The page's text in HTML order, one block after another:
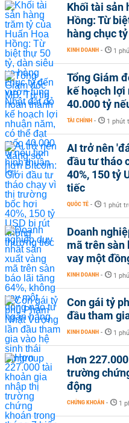
Khối tài sản
Hồng: Từ
hàng chục
KINH DOANH - 1
Tổng Giám
kế hoạch
40.000 tỷ
TÀI CHÍNH - 1 phút
AI trở nên
đầu tư tháo
40%, 150 tỷ
tiếc
QUỐC TẾ - 1 phút
Doanh
mã trên sàn
vay một
KINH DOANH - 1
Con gái tỷ
đầu tham
KINH DOANH - 1
Hơn
trường
động
CHỨNG KHOÁN - 1